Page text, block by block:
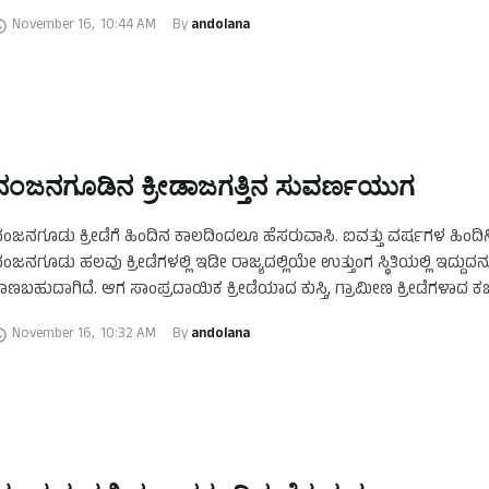
November 16, 10:44 AM By andolana
ಕ್ರೀಡಾಜಗತ್ತಿನ ಸುವರ್ಣಯುಗ
ಕ್ರೀಡೆಗೆ ಹಿಂದಿನ ಕಾಲದಿಂದಲೂ ಹೆಸರುವಾಸಿ. ಐವತ್ತು ವರ್ಷಗಳ
ಹಲವು ಕ್ರೀಡೆಗಳಲ್ಲಿ ಇಡೀ ರಾಜ್ಯದಲ್ಲಿಯೇ ಉತ್ತುಂಗ ಸ್ಥಿತಿಯಲ್ಲಿ
ಆಗ ಸಾಂಪ್ರದಾಯಿಕ ಕ್ರೀಡೆಯಾದ ಕುಸ್ತಿ, ಗ್ರಾಮೀಣ ಕ್ರೀಡೆಗಳಾದ
November 16, 10:32 AM By andolana